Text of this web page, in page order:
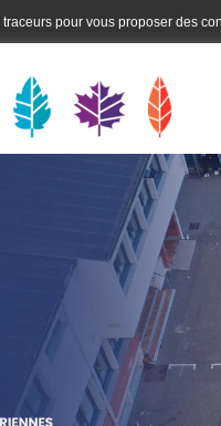
pour vous proposer des